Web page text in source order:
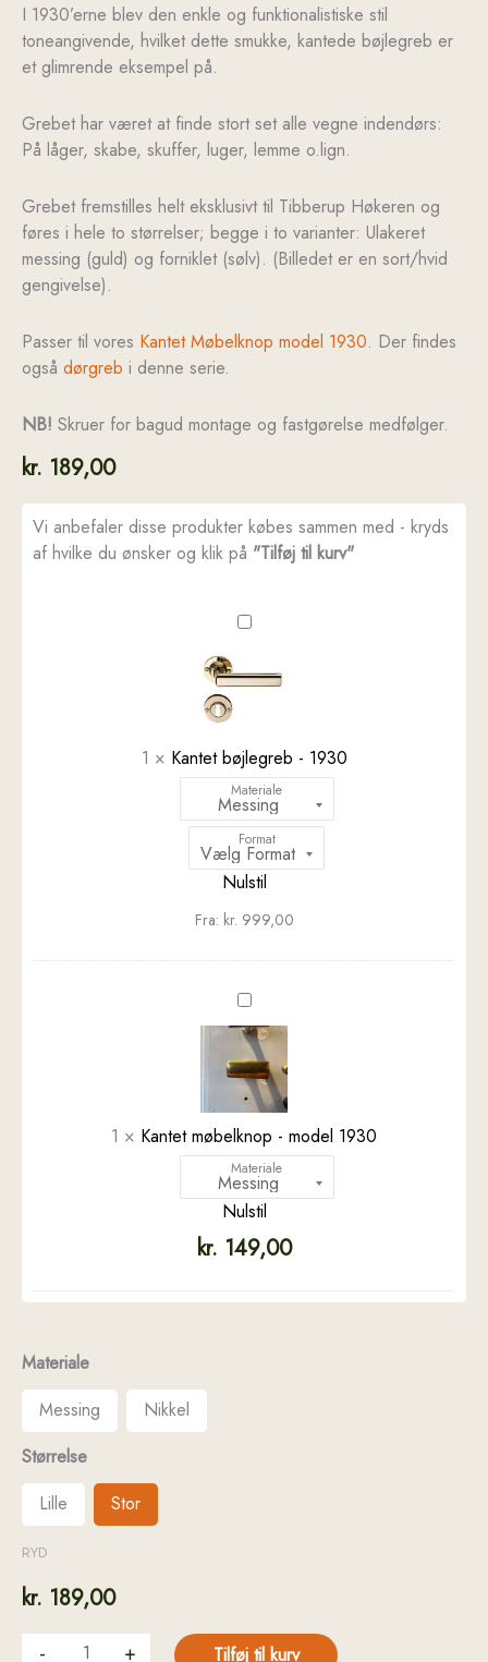
I 1930’erne blev den enkle og funktionalistiske stil
toneangivende, hvilket dette smukke, kantede bøjlegreb er
et glimrende eksempel på.
Grebet har været at finde stort set alle vegne indendørs:
På låger, skabe, skuffer, luger, lemme o.lign.
Grebet fremstilles helt eksklusivt til Tibberup Høkeren og
føres i hele to størrelser; begge i to varianter: Ulakeret
messing (guld) og forniklet (sølv). (Billedet er en sort/hvid
gengivelse).
Passer til vores Kantet Møbelknop model 1930. Der findes
også dørgreb i denne serie.
NB! Skruer for bagud montage og fastgørelse medfølger.
kr. 189,00
Vi anbefaler disse produkter købes sammen med - kryds
af hvilke du ønsker og klik på "Tilføj til kurv"
Kantet
-
1 × Kantet bøjlegreb - 1930
Materiale
Format
Nulstil
Fra: kr. 999,00
Kantet
møbelknop
model
1930
1 × Kantet møbelknop - model 1930
Materiale
Nulstil
kr. 149,00
Materiale
Messing
Nikkel
Størrelse
Lille
Stor
RYD
kr. 189,00
-
antal
+ Tilføj til kurv